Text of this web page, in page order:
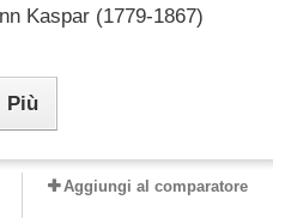
Kaspar (1779-1867)
Più
Aggiungi al comparatore